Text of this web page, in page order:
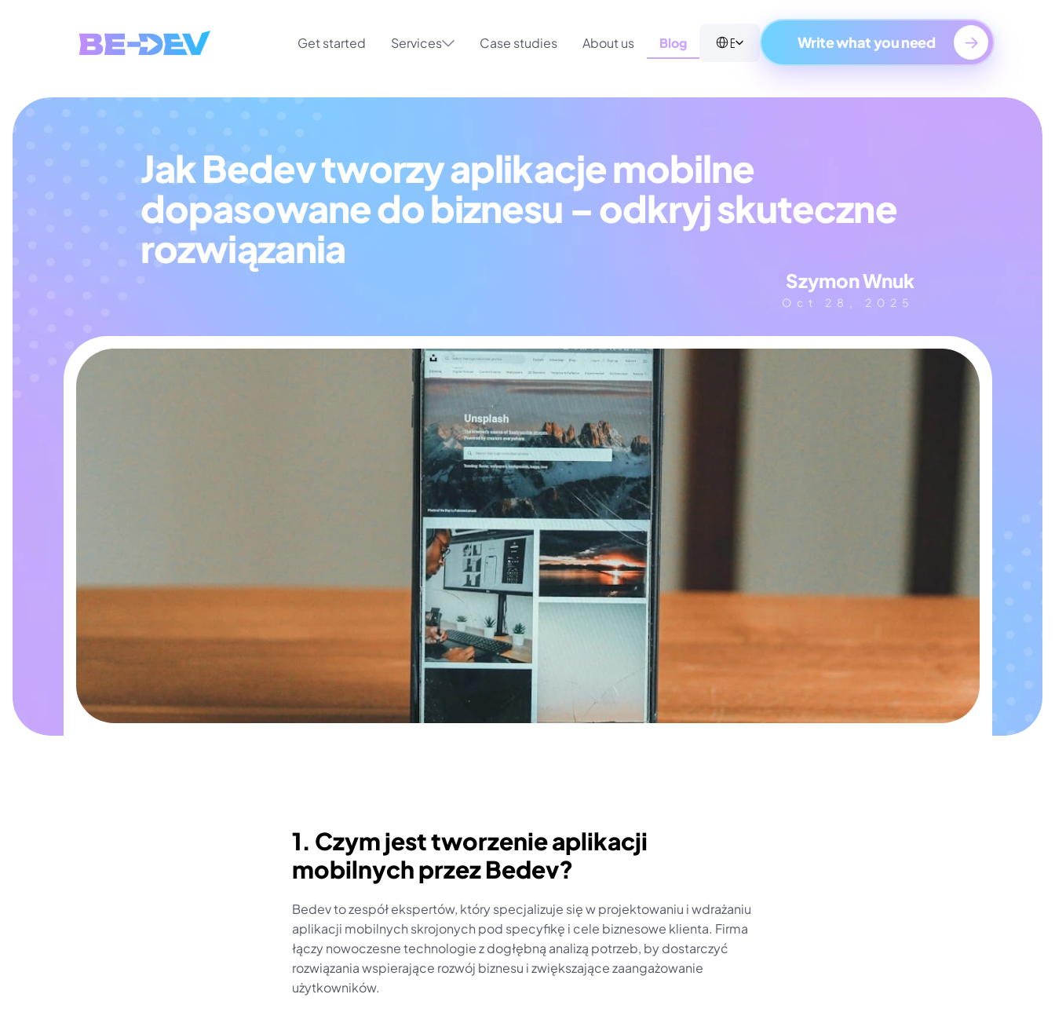
Get started Services About us Blog
Case studies
Select Language
English Write what you need
Jak Bedev tworzy aplikacje mobilne
dopasowane do biznesu – odkryj skuteczne
rozwiązania
Szymon Wnuk
Oct 28, 2025
1. Czym jest tworzenie aplikacji
mobilnych przez Bedev?
Bedev to zespół ekspertów, który specjalizuje się w projektowaniu i wdrażaniu
aplikacji mobilnych skrojonych pod specyfikę i cele biznesowe klienta. Firma
łączy nowoczesne technologie z dogłębną analizą potrzeb, by dostarczyć
rozwiązania wspierające rozwój biznesu i zwiększające zaangażowanie
użytkowników.